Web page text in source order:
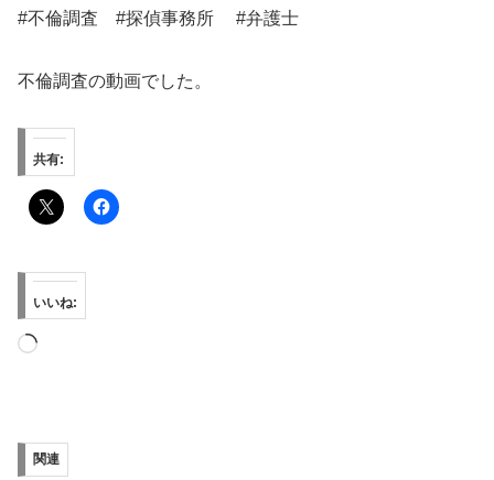
#不倫調査 #探偵事務所 #弁護士
不倫調査の動画でした。
共有:
いいね:
読
み
中…
関連